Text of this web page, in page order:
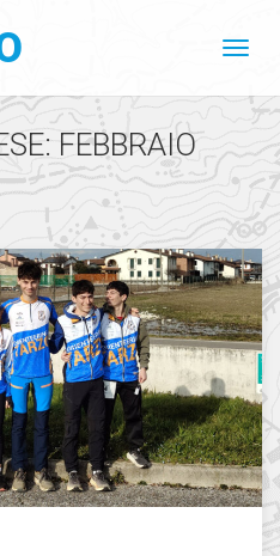
FEBBRAIO